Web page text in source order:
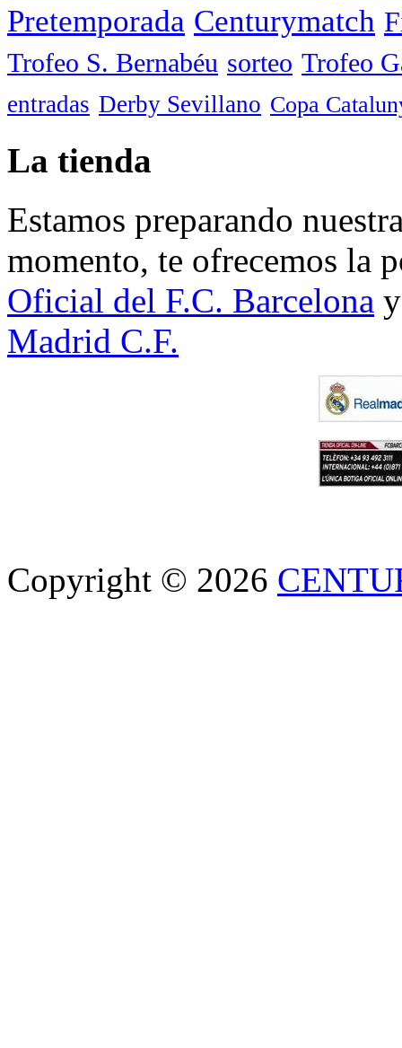
Pretemporada Centurymatch
Trofeo S. Bernabéu sorteo Trofeo
entradas Derby Sevillano Copa
La tienda
Estamos preparando
momento, te ofrecemos la
Oficial del F.C. Barcelona
Madrid C.F.
Copyright © 2026